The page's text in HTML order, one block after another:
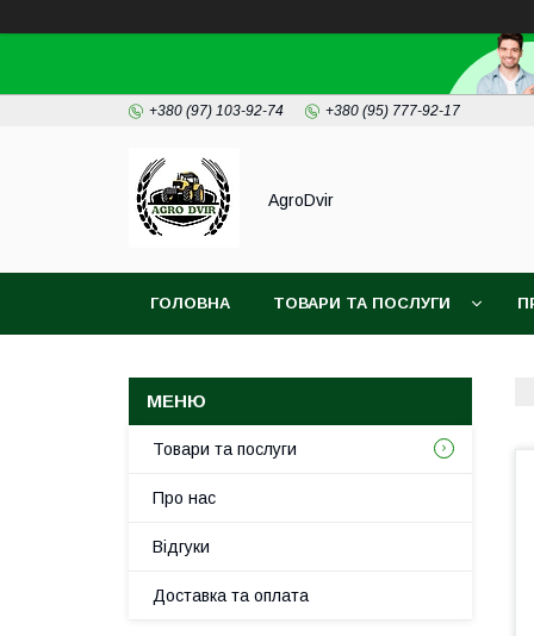
+380 (97) 103-92-74 +380 (95) 777-92-17
AgroDvir
ГОЛОВНА ТОВАРИ ТА ПОСЛУГИ
Товари та послуги
Про нас
Відгуки
Доставка та оплата